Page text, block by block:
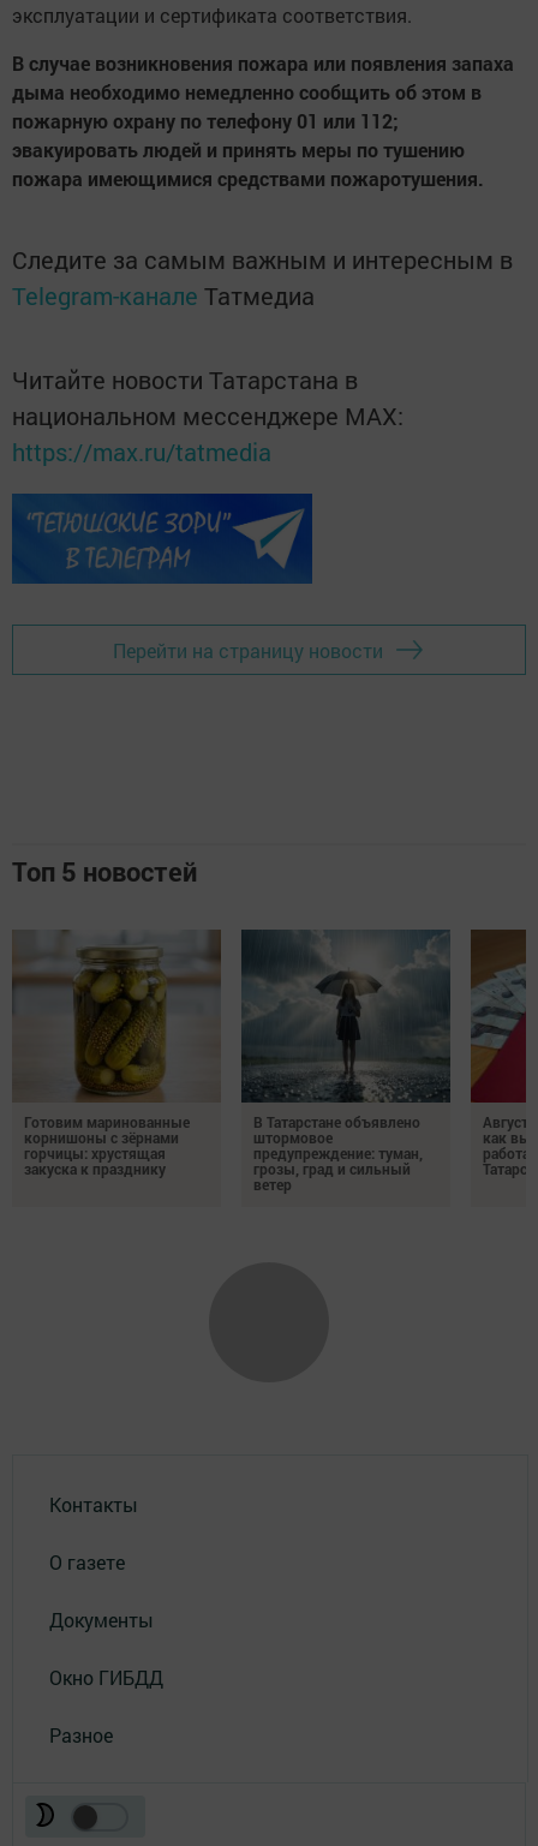
эксплуатации и сертификата соответствия.
В случае возникновения пожара или появления запаха
дыма необходимо немедленно сообщить об этом в
пожарную охрану по телефону 01 или 112;
эвакуировать людей и принять меры по тушению
пожара имеющимися средствами пожаротушения.
Следите за самым важным и интересным в
Telegram-канале Татмедиа
Читайте новости Татарстана в
национальном мессенджере MАХ:
https://max.ru/tatmedia
Перейти на страницу новости
Топ 5 новостей
Готовим маринованные
корнишоны с зёрнами
горчицы: хрустящая
закуска к празднику
В Татарстане объявлено
штормовое
предупреждение: туман,
грозы, град и сильный
ветер
как
Контакты
О газете
Документы
Окно ГИБДД
Разное